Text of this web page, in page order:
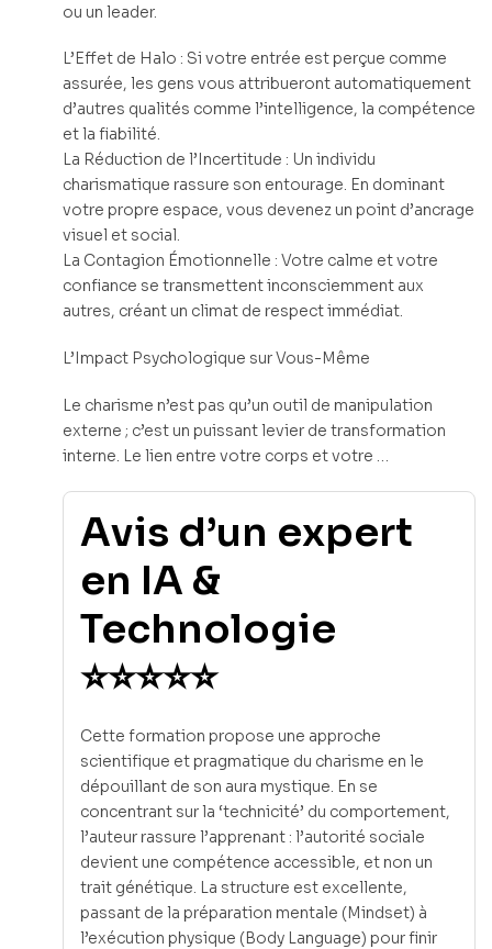
ou un leader.
L’Effet de Halo : Si votre entrée est perçue comme
assurée, les gens vous attribueront automatiquement
d’autres qualités comme l’intelligence, la compétence
et la fiabilité.
La Réduction de l’Incertitude : Un individu
charismatique rassure son entourage. En dominant
votre propre espace, vous devenez un point d’ancrage
visuel et social.
La Contagion Émotionnelle : Votre calme et votre
confiance se transmettent inconsciemment aux
autres, créant un climat de respect immédiat.
L’Impact Psychologique sur Vous-Même
Le charisme n’est pas qu’un outil de manipulation
externe ; c’est un puissant levier de transformation
interne. Le lien entre votre corps et votre …
Avis d’un expert
en IA &
Technologie
⭐⭐⭐⭐⭐
Cette formation propose une approche
scientifique et pragmatique du charisme en le
dépouillant de son aura mystique. En se
concentrant sur la ‘technicité’ du comportement,
l’auteur rassure l’apprenant : l’autorité sociale
devient une compétence accessible, et non un
trait génétique. La structure est excellente,
passant de la préparation mentale (Mindset) à
l’exécution physique (Body Language) pour finir